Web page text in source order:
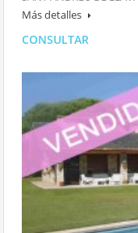
Más detalles
CONSULTAR